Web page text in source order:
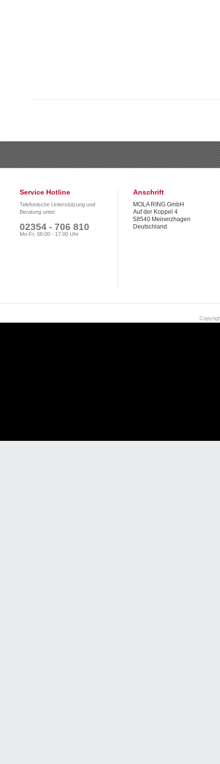
Service Hotline
Telefonische Unterstützung und
Beratung unter:
02354 - 706 810
Mo-Fr, 08:00 - 17:00 Uhr
Anschrift
MOLA RING GmbH
Auf der Koppel 4
58540 Meinerzhagen
Deutschland